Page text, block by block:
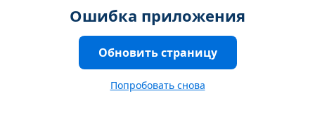
Ошибка приложения
Обновить страницу
Попробовать снова